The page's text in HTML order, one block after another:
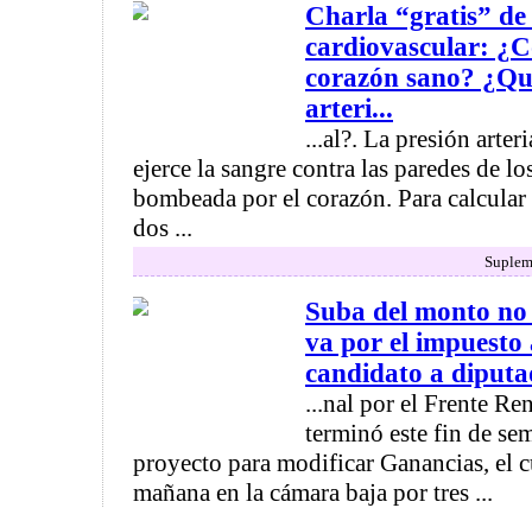
Charla “gratis” de
cardiovascular:
corazón sano?
arteri...
...al?. La presión
ejerce la sangre contra las paredes de
bombeada por el corazón. Para
dos ...
Suba del monto
va por el impuesto
candidato a
...nal por el Frente
terminó este fin de
proyecto para modificar Ganancias, el
mañana en la cámara baja por tres ...